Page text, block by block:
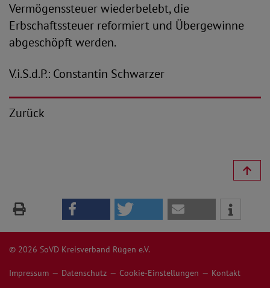
Vermögenssteuer wiederbelebt, die
Erbschaftssteuer reformiert und Übergewinne
abgeschöpft werden.
V.i.S.d.P.: Constantin Schwarzer
Zurück
© 2026 SoVD Kreisverband Rügen e.V.
Impressum Datenschutz Cookie-Einstellungen Kontakt